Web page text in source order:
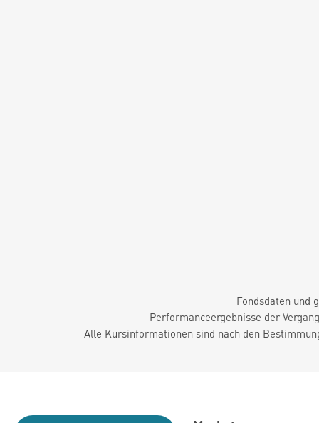
Fondsdaten und
Performanceergebnisse der
Alle Kursinformationen sind nach den